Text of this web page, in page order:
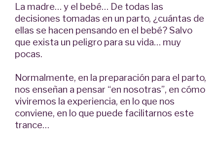
La madre… y el bebé… De todas las
decisiones tomadas en un parto, ¿cuántas de
ellas se hacen pensando en el bebé? Salvo
que exista un peligro para su vida… muy
pocas.
Normalmente, en la preparación para el parto,
nos enseñan a pensar “en nosotras”, en cómo
viviremos la experiencia, en lo que nos
conviene, en lo que puede facilitarnos este
trance…